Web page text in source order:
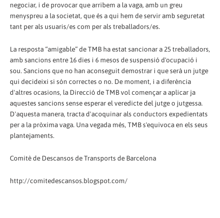
negociar, i de provocar que arribem a la vaga, amb un greu
menyspreu a la societat, que és a qui hem de servir amb seguretat
tant per als usuaris/es com per als treballadors/es.
La resposta “amigable” de TMB ha estat sancionar a 25 treballadors,
amb sancions entre 16 dies i 6 mesos de suspensió d'ocupació i
sou. Sancions que no han aconseguit demostrar i que serà un jutge
qui decideixi si són correctes o no. De moment, i a diferència
d'altres ocasions, la Direcció de TMB vol començar a aplicar ja
aquestes sancions sense esperar el veredicte del jutge o jutgessa.
D'aquesta manera, tracta d'acoquinar als conductors expedientats
per a la pròxima vaga. Una vegada més, TMB s'equivoca en els seus
plantejaments.
Comitè de Descansos de Transports de Barcelona
http://comitedescansos.blogspot.com/